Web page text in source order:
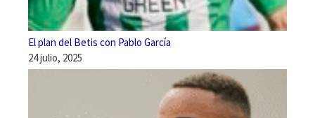
El plan del Betis con Pablo García
24 julio, 2025